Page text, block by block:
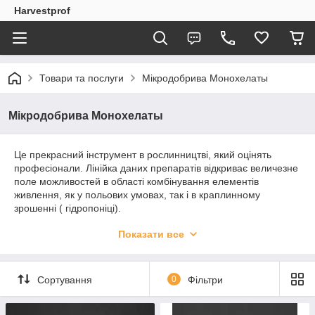
Harvestprof
Товари та послуги Мікродобрива Монохелаты
Мікродобрива Монохелаты
Це прекрасний інструмент в рослинництві, який оцінять
професіонали. Лінійка даних препаратів відкриває величезне
поле можливостей в області комбінування елементів
живлення, як у польових умовах, так і в краплинному
зрошенні ( гідропоніці).
доступність майже на всіх типах ґрунтів (вони не залежні від
запобігання захворювань і фізіологічних стресів рослин
BORON 140 COMPLEX (БОР 140) – В-140, N-60, Mo-0.05, OK
Показати все
Сортування 0 Фільтри